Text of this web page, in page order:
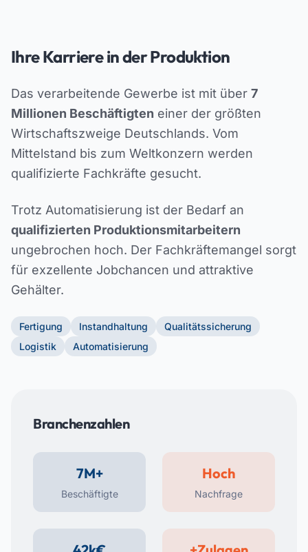
Ihre Karriere in der Produktion
Das verarbeitende Gewerbe ist mit über 7
Millionen Beschäftigten einer der größten
Wirtschaftszweige Deutschlands. Vom
Mittelstand bis zum Weltkonzern werden
qualifizierte Fachkräfte gesucht.
Trotz Automatisierung ist der Bedarf an
qualifizierten Produktionsmitarbeitern
ungebrochen hoch. Der Fachkräftemangel sorgt
für exzellente Jobchancen und attraktive
Gehälter.
Fertigung Instandhaltung
Qualitätssicherung
Logistik
Automatisierung
Branchenzahlen
7M+
Beschäftigte
Hoch
Nachfrage